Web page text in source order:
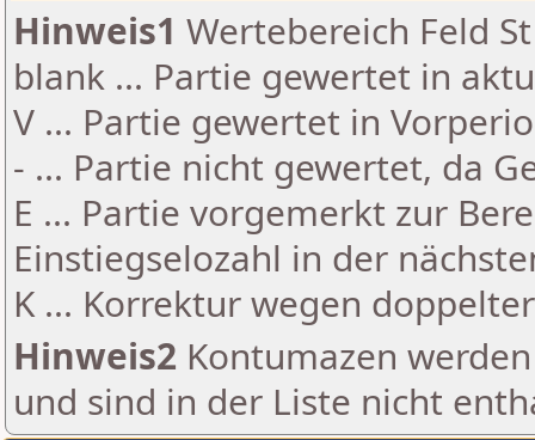
Hinweis1 Wertebereich Feld
blank ... Partie gewertet in
V ... Partie gewertet in
- ... Partie nicht gewertet, da
E ... Partie vorgemerkt zur
Einstiegselozahl in der
K ... Korrektur wegen
Hinweis2 Kontumazen
und sind in der Liste nicht